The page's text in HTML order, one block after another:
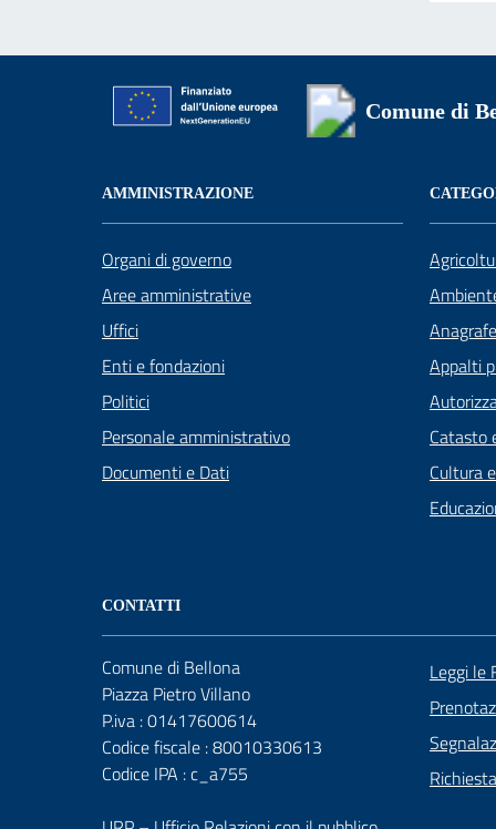
Comune di
AMMINISTRAZIONE
Organi di governo
Aree amministrative
Uffici
Enti e fondazioni
Politici
Personale amministrativo
Documenti e Dati
Appalti
Catasto
Cultura
CONTATTI
Comune di Bellona
Piazza Pietro Villano
P.iva : 01417600614
Codice fiscale : 80010330613
Codice IPA : c_a755
Leggi le